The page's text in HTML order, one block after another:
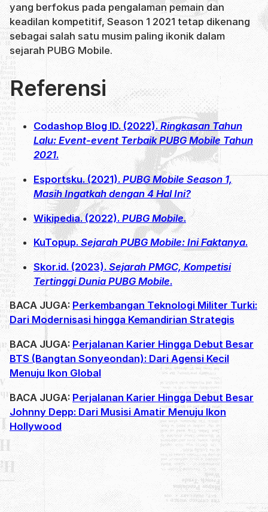
yang berfokus pada pengalaman pemain dan
keadilan kompetitif, Season 1 2021 tetap dikenang
sebagai salah satu musim paling ikonik dalam
sejarah PUBG Mobile.
Referensi
Codashop Blog ID. (2022).Ringkasan Tahun
Lalu: Event-event Terbaik PUBG Mobile Tahun
2021.
Esportsku. (2021).PUBG Mobile Season 1,
Masih Ingatkah dengan 4 Hal Ini?
Wikipedia. (2022). PUBG Mobile.
KuTopup.Sejarah PUBG Mobile: Ini Faktanya.
Skor.id. (2023).Sejarah PMGC, Kompetisi
Tertinggi Dunia PUBG Mobile.
BACA JUGA: Perkembangan Teknologi Militer Turki:
Dari Modernisasi hingga Kemandirian Strategis
BACA JUGA: Perjalanan Karier Hingga Debut Besar
BTS (Bangtan Sonyeondan): Dari Agensi Kecil
Menuju Ikon Global
BACA JUGA: Perjalanan Karier Hingga Debut Besar
Johnny Depp: Dari Musisi Amatir Menuju Ikon
Hollywood